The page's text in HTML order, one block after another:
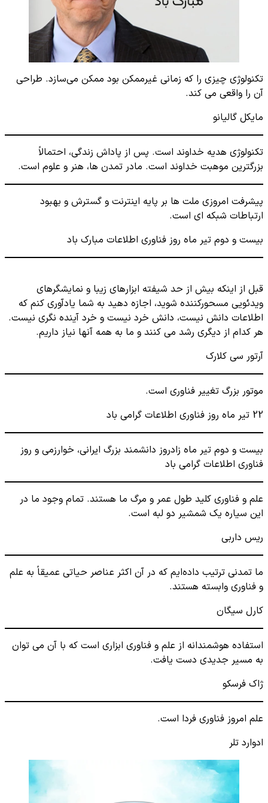
تکنولوژی چیزی را که زمانی غیرممکن بود ممکن می‌سازد. طراحی
آن را واقعی می کند.
مایکل گالیانو
تکنولوژی هدیه خداوند است. پس از پاداش زندگی، احتمالاً
بزرگترین موهبت خداوند است. مادر تمدن ها، هنر و علوم است.
پیشرفت امروزی ملت ها بر پایه اینترنت و گسترش و بهبود
ارتباطات شبکه ای است.
بیست و دوم تیر ماه روز فناوری اطلاعات مبارک باد
قبل از اینکه بیش از حد شیفته ابزارهای زیبا و نمایشگرهای
ویدئویی مسحورکننده شوید، اجازه دهید به شما یادآوری کنم که
اطلاعات دانش نیست، دانش خرد نیست و خرد آینده نگری نیست.
هر کدام از دیگری رشد می کنند و ما به همه آنها نیاز داریم.
آرتور سی کلارک
موتور بزرگ تغییر فناوری است.
22 تیر ماه روز فناوری اطلاعات گرامی باد
بیست و دوم تیر ماه زادروز دانشمند بزرگ ایرانی، خوارزمی و روز
فناوری اطلاعات گرامی باد
علم و فناوری کلید طول عمر و مرگ ما هستند. تمام وجود ما در
این سیاره یک شمشیر دو لبه است.
ریس داربی
ما تمدنی ترتیب داده‌ایم که در آن اکثر عناصر حیاتی عمیقاً به علم
و فناوری وابسته هستند.
کارل سیگان
استفاده هوشمندانه از علم و فناوری ابزاری است که با آن می توان
به مسیر جدیدی دست یافت.
ژاک فرسکو
علم امروز فناوری فردا است.
ادوارد تلر